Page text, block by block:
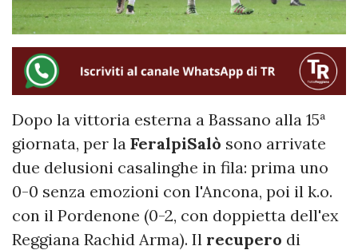
Dopo la vittoria esterna a Bassano alla 15ª
giornata, per la FeralpiSalò sono arrivate
due delusioni casalinghe in fila: prima uno
0-0 senza emozioni con l'Ancona, poi il k.o.
con il Pordenone (0-2, con doppietta dell'ex
Reggiana Rachid Arma). Il recupero di